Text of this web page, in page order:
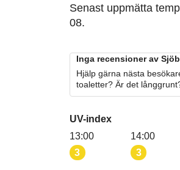
Senast uppmätta
08.
Inga recensioner av
Hjälp gärna nästa
toaletter? Är det
UV-index
13:00
3
14:00
3